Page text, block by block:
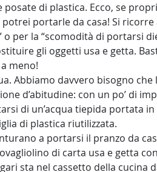
di plastica. Ecco, se
portarle da casa! Si ricorre
o per la “scomodità di portarsi
gli oggetti usa e getta.
meno!
Abbiamo davvero bisogno che
d’abitudine: con un po’ di
di un’acqua tiepida portata
di plastica riutilizzata.
a portarsi il pranzo da
di carta usa e getta
sta nel cassetto della cucina